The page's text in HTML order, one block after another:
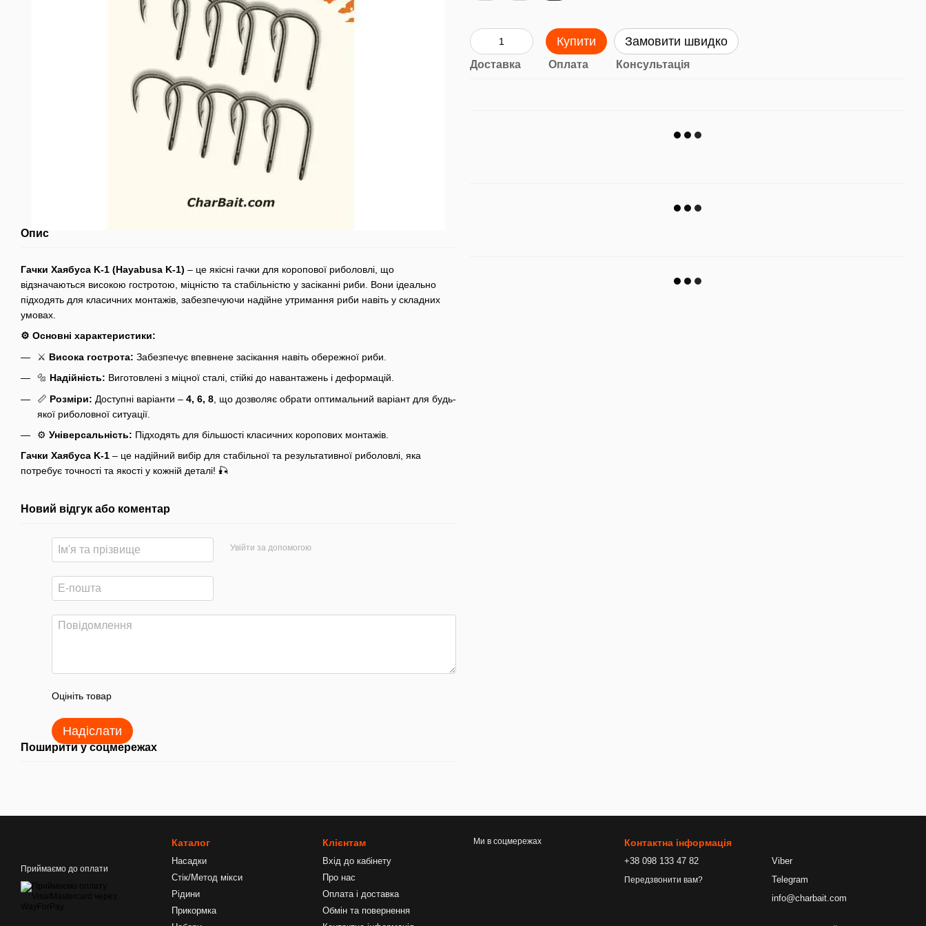
Опис
Гачки Хаябуса K-1 (Hayabusa K-1) – це якісні гачки для коропової риболовлі, що
відзначаються високою гостротою, міцністю та стабільністю у засіканні риби. Вони ідеально
підходять для класичних монтажів, забезпечуючи надійне утримання риби навіть у складних
умовах.
⚙️ Основні характеристики:
⚔️ Висока гострота: Забезпечує впевнене засікання навіть обережної риби.
🔩 Надійність: Виготовлені з міцної сталі, стійкі до навантажень і деформацій.
📏 Розміри: Доступні варіанти – 4, 6, 8 , що дозволяє обрати оптимальний варіант для будь-
якої риболовної ситуації.
⚙️ Універсальність: Підходять для більшості класичних коропових монтажів.
Гачки Хаябуса K-1 – це надійний вибір для стабільної та результативної риболовлі, яка
потребує точності та якості у кожній деталі! 🎣
Новий відгук або коментар
Увійти за допомогою
Оцініть товар
Надіслати
Поширити у соцмережах
Купити Замовити швидко
Доставка Оплата Консультація
Приймаємо до оплати
Каталог
Насадки
Стік/Метод мікси
Рідини
Прикормка
Клієнтам
Вхід до кабінету
Про нас
Оплата і доставка
Обмін та повернення
Ми в соцмережах Контактна інформація
+38 098 133 47 82
Передзвонити вам?
Viber
Telegram
info@charbait.com